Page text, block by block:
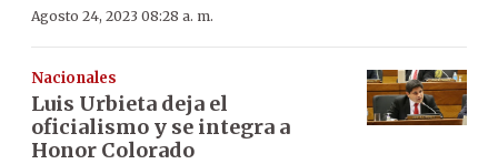
Agosto 24, 2023 08:28 a. m.
Nacionales
Luis Urbieta deja el
oficialismo y se integra a
Honor Colorado